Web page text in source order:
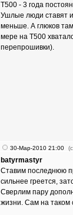
Т500 - 3 года
Ушлые люди ставят
меньше. А глюков
мере на Т500
перепрошивки).
30-Мар-2010 21:00
batyrmastyr
Ставим последнюю
сильнее греется,
Сверлим пару
жизни. Сам на таком